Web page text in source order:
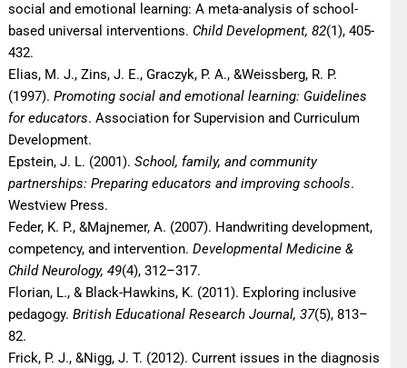
social and emotional learning: A meta-analysis of school-
based universal interventions. Child Development, 82(1), 405-
432.
Elias, M. J., Zins, J. E., Graczyk, P. A., &Weissberg, R. P.
(1997).Promoting social and emotional learning: Guidelines
for educators. Association for Supervision and Curriculum
Development.
Epstein, J. L. (2001).School, family, and community
partnerships: Preparing educators and improving schools.
Westview Press.
Feder, K. P., &Majnemer, A. (2007). Handwriting development,
competency, and intervention.Developmental Medicine &
Child Neurology, 49(4), 312–317.
Florian, L., & Black-Hawkins, K. (2011). Exploring inclusive
pedagogy.British Educational Research Journal, 37(5), 813–
82.
Frick, P. J., &Nigg, J. T. (2012). Current issues in the diagnosis